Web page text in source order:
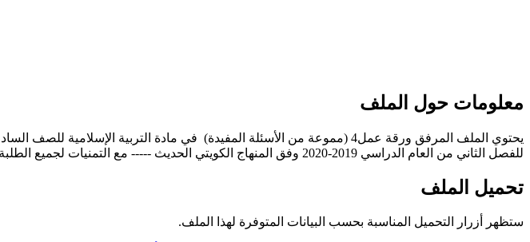
معلومات حول الملف
يحتوي الملف المرفق ورقة عمل4 (مموعة من الأسئلة المفيدة) في مادة التربية الإسلامية للصف السادس
للفصل الثاني من العام الدراسي 2019-2020 وفق المنهاج الكويتي الحديث ----- مع التمنيات لجميع الطلبة بالنجاح والتفوق.
تحميل الملف
ستظهر أزرار التحميل المناسبة بحسب البيانات المتوفرة لهذا الملف.